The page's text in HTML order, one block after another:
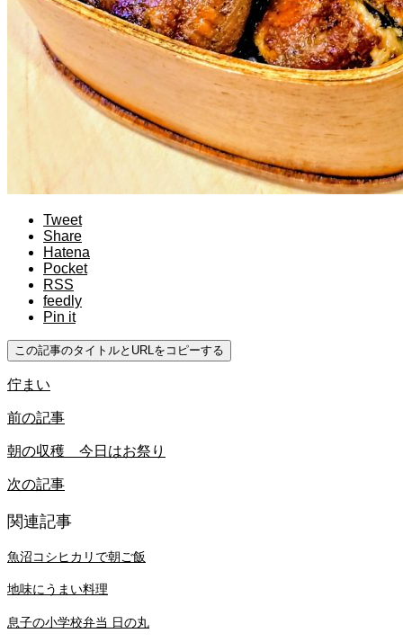
Tweet
Share
Hatena
Pocket
RSS
feedly
Pin it
この記事のタイトルとURLをコピーする
佇まい
前の記事
朝の収穫 今日はお祭り
次の記事
関連記事
魚沼コシヒカリで朝ご飯
地味にうまい料理
息子の小学校弁当 日の丸